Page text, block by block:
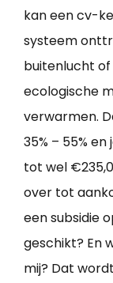
kan een cv-
systeem
buitenlucht of
ecologische
verwarmen.
35% – 55%
tot wel
over tot
een subsidie
geschikt? En
mij? Dat